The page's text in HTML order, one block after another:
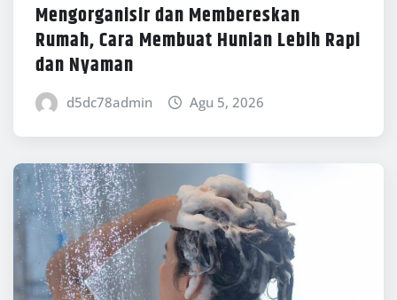
Mengorganisir dan Membereskan
Rumah, Cara Membuat Hunian Lebih Rapi
dan Nyaman
d5dc78admin Agu 5, 2026